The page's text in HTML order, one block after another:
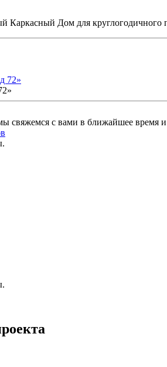
Каркасный Дом для круглогодичного
свяжемся с вами в ближайшее время